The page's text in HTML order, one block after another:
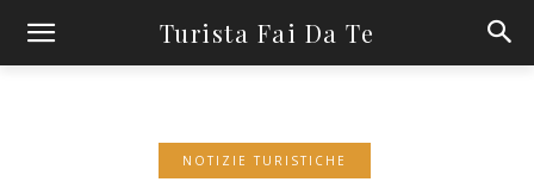
Turista Fai Da Te
NOTIZIE TURISTICHE